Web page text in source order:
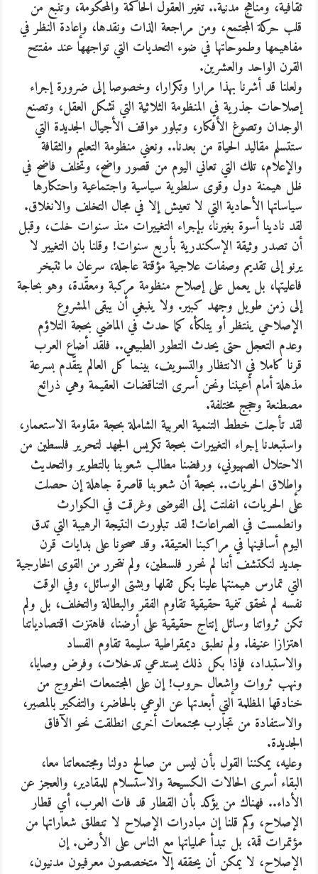
ثقافية، ومناهج مدنية.. تغير العقول الحاكمة والمحكومة، وتنبع من
قلب حركة المجتمع، ومن مراجعة الذات ونقدها، وإعادة النظر في
مفاهيمها وطموحاتها في ضوء التحديات التي تواجهها عند مفتتح
القرن الواحد والعشرين.
ولعلنا قد أشرنا بهذا مرارا وتكرارا، وخصوصا إلى ضرورة إجراء
إصلاحات جذرية في المنظومة الثلاثية التي تشكل العقل، وتصنع
الوجدان وتصوغ الأفكار، وتبلور مواقف الأجيال الجديدة التي
ستتسلم مقاليد الحياة من بعدنا.. ونعني منظومة التعليم والثقافة
والإعلام، تلك التي تعاني اليوم من قصور واضح، وتخلف فاضح في
ظل هيمنة دول وقوى سلطوية سياسية واجتماعية واحتكارها
سياساتها الأحادية التي لا تعيش إلا في مجال التخلف والانغلاق.
لقد نادينا أسوة بغيرنا، بإجراء التغييرات منذ سنوات خلت، وقبل
أن تصدر وثيقة الإسكندرية بأربع سنوات! وقلنا بان التغيير لا
يرنو إلى تقديم وصفات علاجية مؤقتة عاجلة، سرعان ما تتبخر
فاعليتها، بل يعمل على إصلاح منظومة مركبة ومعقّدة، وهو بحاجة
إلى زمن طويل وجهد كبير. ولا ينبغي أن يبقى المشروع
الإصلاحي ينتظر أو يتلكأ، كما حدث في الماضي بحجة التلاؤم
وعدم التعجل حتى يحدث التطور الطبيعي.. فلقد أضاع العرب
قرنا كاملا في الانتظار والتسويف، بينما كل العالم يتقّدم بسرعة
مذهلة أمام أعيننا ونحن أسرى التناقضات العقيمة وهي ذرائع
مصطنعة وحجج مختلفة.
لقد تأجلت خطط التنمية العربية الشاملة بحجة مقاومة الاستعمار،
واستبعدنا إجراء التغييرات بحجة تكريس الجهد لتحرير فلسطين من
الاحتلال الصهيوني، ورفضنا مطالب شعوبنا بالتطوير والتحديث
وإطلاق الحريات.. بحجة أن شعوبنا قاصرة جاهلة إن حصلت
على الحريات، انفلتت إلى الفوضى وغرقت في الكوارث
وانطمست في الصراعات! لقد تبلورت النتيجة الرهيبة التي تدق
اليوم أسافينها في مراكبنا العتيقة. وقد صحونا على بدايات قرن
جديد لنكتشف أننا لم نحرر فلسطين، ولم نتحرر من القوى الخارجية
التي تمارس هيمنتها علينا بكل ثقلها وبشتى الوسائل، وفي الوقت
نفسه لم نحقق تنمية حقيقية تقاوم الفقر والبطالة والتخلف، بل ولم
تكن ثرواتنا وسائل إنتاج حقيقية على أرضنا، فاهتزت اقتصادياتنا
اهتزازا عنيفا. ولم نطبق ديمقراطية سليمة تقاوم الفساد
والاستبداد، فإذا بكل ذلك يستدعي تدخلات، وفرض وصايا،
ونهب ثروات وإشعال حروب! إن على المجتمعات الخروج من
خنادقها المظلمة التي أبعدتها عن الوعي بالحاضر، والتفكير بالمصير،
والاستفادة من تجارب مجتمعات أخرى انطلقت نحو الآفاق
الجديدة.
وعليه، يمكننا القول بأن ليس من صالح دولنا ومجتمعاتنا معا،
البقاء أسرى الحالات الكسيحة والاستسلام للمقادير، والعجز عن
الأداء.. فهناك من يؤكد بأن القطار قد فات العرب، أي قطار
الإصلاح، وكم قلنا إن مبادرات الإصلاح لا تنطلق شعاراتها من
مؤتمرات قمة، بل تبدأ عملياتها مع الناس على الأرض. إن
الإصلاح، لا يمكن أن يحققه إلا متخصصون معرفيون مدنيون،